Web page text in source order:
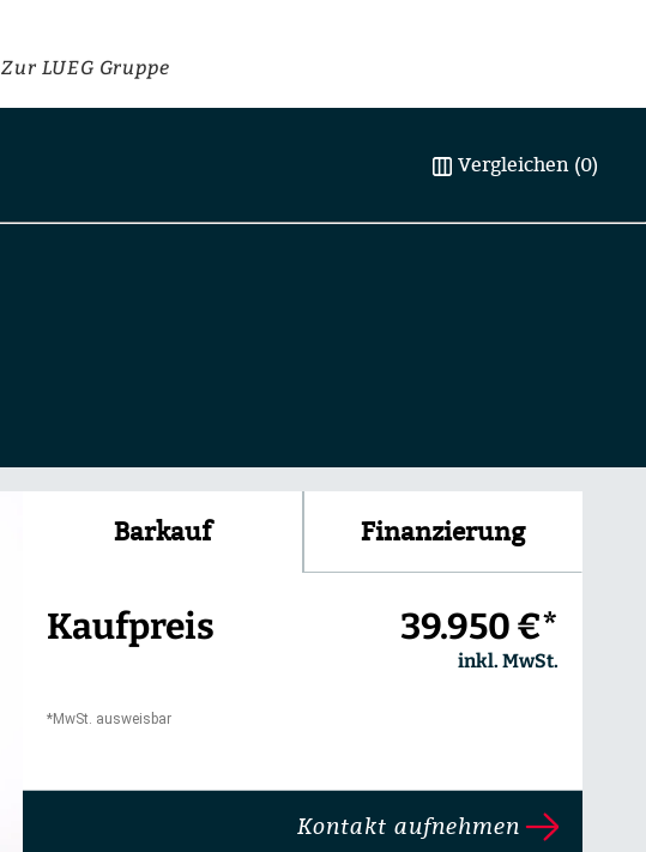
Zur LUEG Gruppe
Vergleichen (0)
Barkauf Finanzierung
Kaufpreis 39.950 €*
inkl. MwSt.
*MwSt. ausweisbar
Kontakt aufnehmen